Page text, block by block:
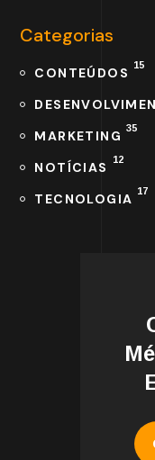
Categorias
CONTEÚDOS 15
MARKETING 35
NOTÍCIAS 12
TECNOLOGIA 17